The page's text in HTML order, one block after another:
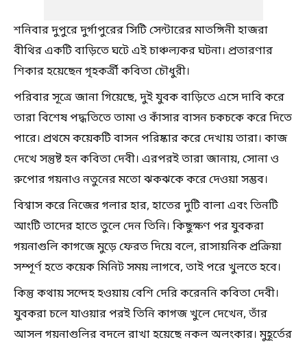
শনিবার দুপুরে দুর্গাপুরের সিটি সেন্টারের মাতঙ্গিনী হাজরা
বীথির একটি বাড়িতে ঘটে এই চাঞ্চল্যকর ঘটনা। প্রতারণার
শিকার হয়েছেন গৃহকর্ত্রী কবিতা চৌধুরী।
পরিবার সূত্রে জানা গিয়েছে, দুই যুবক বাড়িতে এসে দাবি করে
তারা বিশেষ পদ্ধতিতে তামা ও কাঁসার বাসন চকচকে করে দিতে
পারে। প্রথমে কয়েকটি বাসন পরিষ্কার করে দেখায় তারা। কাজ
দেখে সন্তুষ্ট হন কবিতা দেবী। এরপরই তারা জানায়, সোনা ও
রুপোর গয়নাও নতুনের মতো ঝকঝকে করে দেওয়া সম্ভব।
বিশ্বাস করে নিজের গলার হার, হাতের দুটি বালা এবং তিনটি
আংটি তাদের হাতে তুলে দেন তিনি। কিছুক্ষণ পর যুবকরা
গয়নাগুলি কাগজে মুড়ে ফেরত দিয়ে বলে, রাসায়নিক প্রক্রিয়া
সম্পূর্ণ হতে কয়েক মিনিট সময় লাগবে, তাই পরে খুলতে হবে।
কিন্তু কথায় সন্দেহ হওয়ায় বেশি দেরি করেননি কবিতা দেবী।
যুবকরা চলে যাওয়ার পরই তিনি কাগজ খুলে দেখেন, তাঁর
আসল গয়নাগুলির বদলে রাখা হয়েছে নকল অলংকার। মুহূর্তের